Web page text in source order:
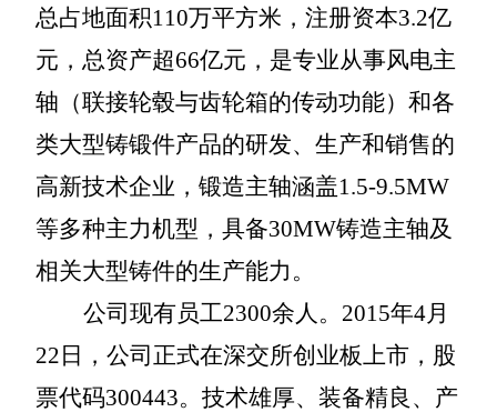
总占地面积110万平方米，注册资本3.2亿
元，总资产超66亿元，是专业从事风电主
轴（联接轮毂与齿轮箱的传动功能）和各
类大型铸锻件产品的研发、生产和销售的
高新技术企业，锻造主轴涵盖1.5-9.5MW
等多种主力机型，具备30MW铸造主轴及
相关大型铸件的生产能力。
公司现有员工2300余人。2015年4月
22日，公司正式在深交所创业板上市，股
票代码300443。技术雄厚、装备精良、产